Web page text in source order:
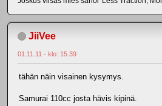
JiiVee
01.11.11 - klo: 15.39
tähän näin visainen kysymys.
Samurai 110cc josta hävis kipinä.